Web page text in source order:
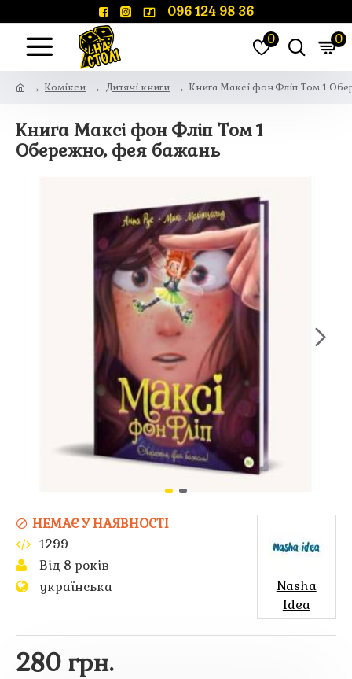
096 124 98 36
0 0
Комікси Дитячі книги Книга Максі фон Фліп Том 1
Книга Максі фон Фліп Том 1
Обережно, фея бажань
280 грн.
НЕМАЄ У НАЯВНОСТІ
1299
Від 8 років
українська
Nasha
Idea